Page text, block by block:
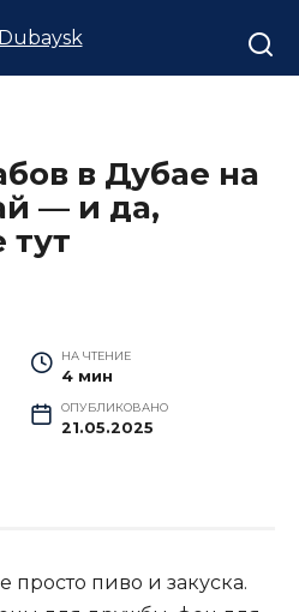
в Дубае на
— и да,
тут
НА ЧТЕНИЕ
4 мин
ОПУБЛИКОВАНО
21.05.2025
просто пиво и закуска.